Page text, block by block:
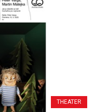
THEATER